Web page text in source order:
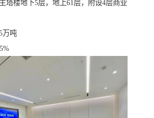
楼地下5层，地上61层，附设4层商业
万吨